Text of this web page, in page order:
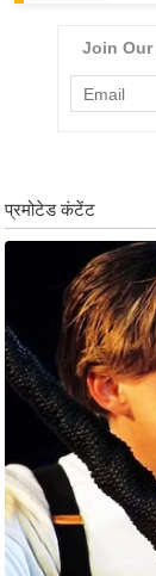
ला
इ
ल
टे
क्नॉ
लॉ
जी
ब्यू
टी